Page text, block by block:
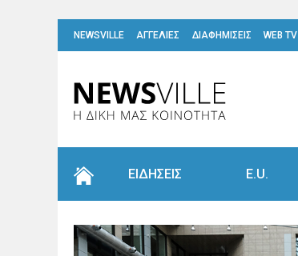
NEWSVILLE ΑΓΓΕΛΙΕΣ ΔΙΑΦΗΜΙΣΕΙΣ WEB TV
ΕΙΔΗΣΕΙΣ E.U.